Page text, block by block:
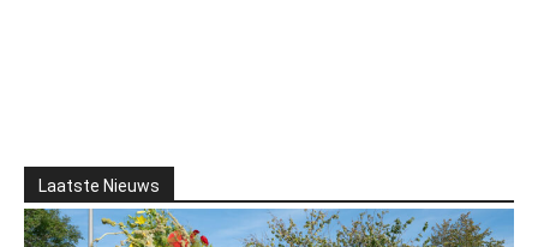
Laatste Nieuws